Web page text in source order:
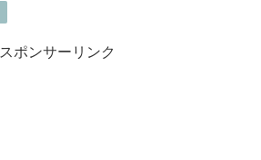
スポンサーリンク